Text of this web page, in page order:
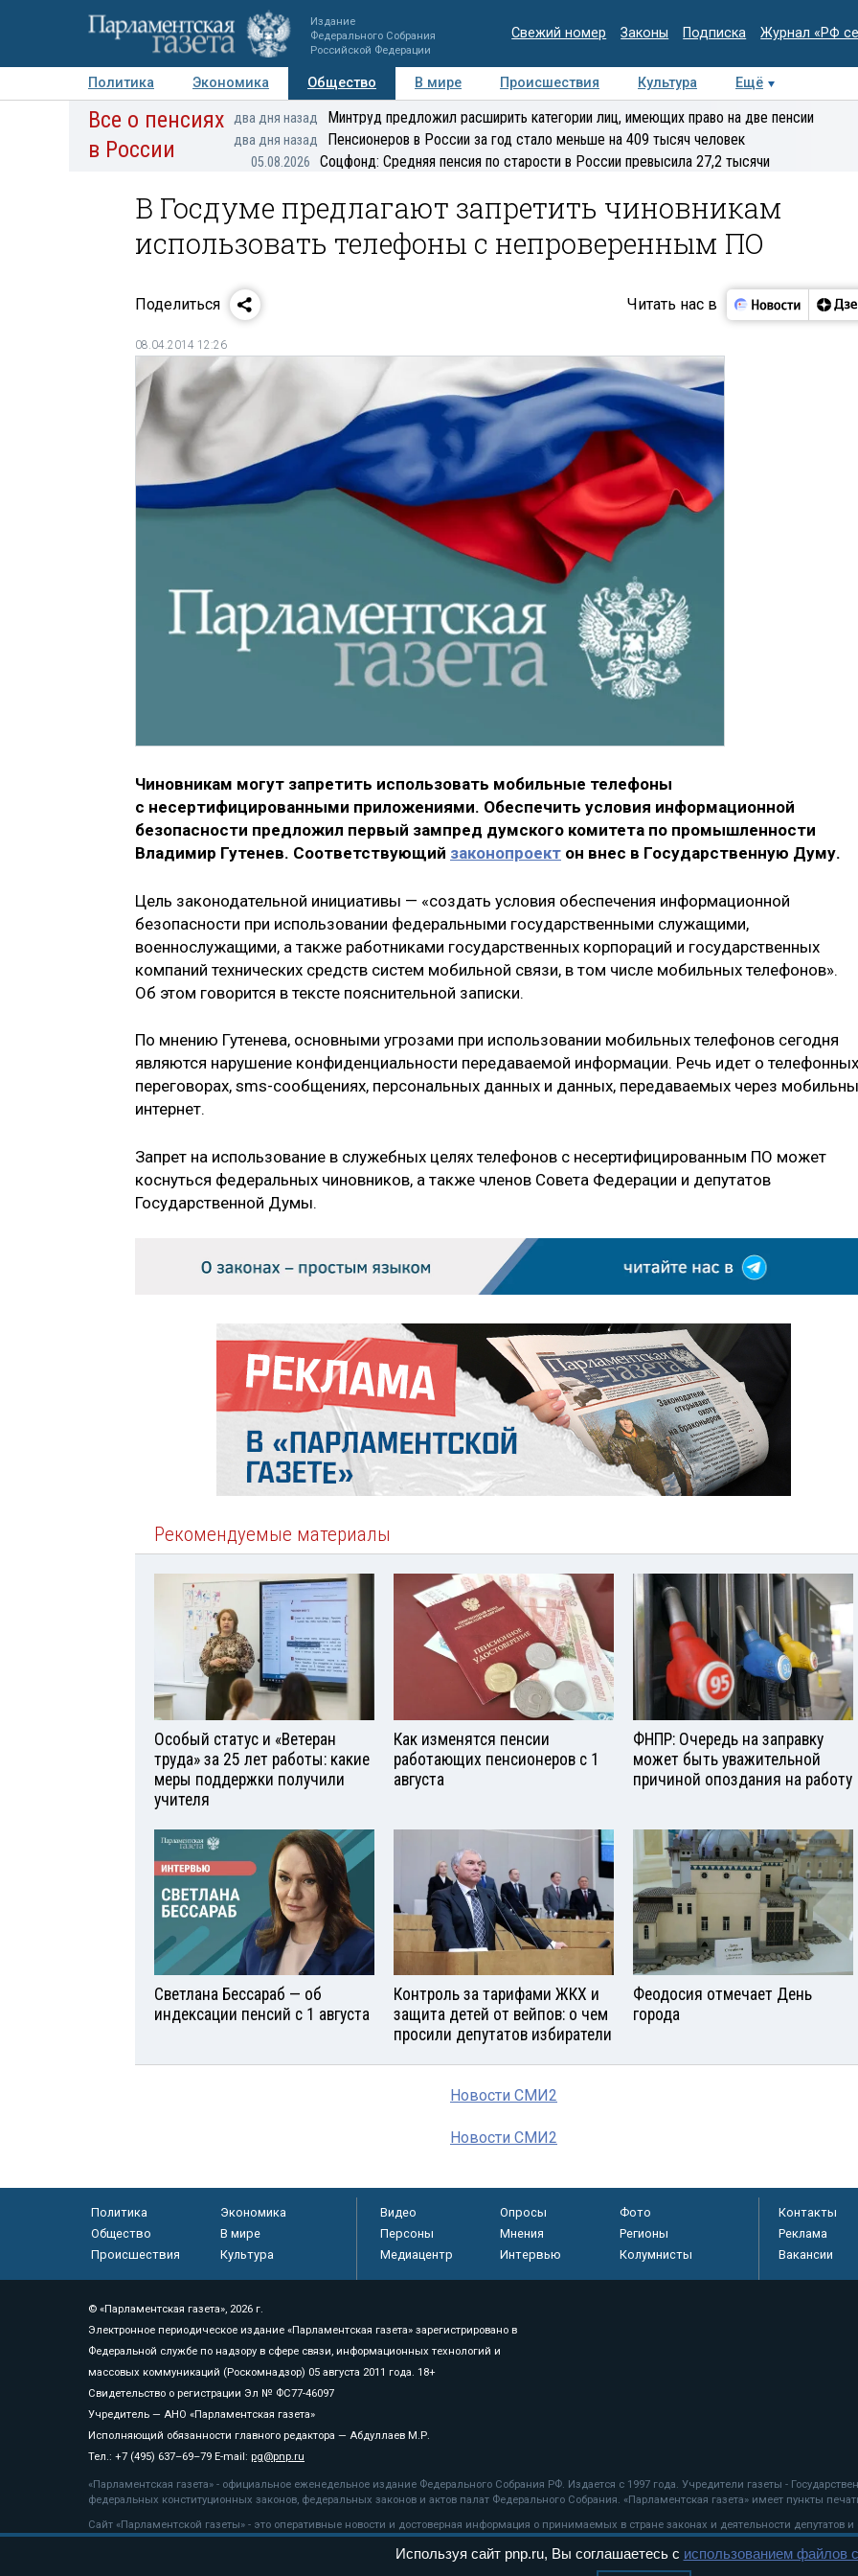
Издание
Федерального Собрания
Российской Федерации
Свежий номер Законы Подписка Журнал «РФ
Политика Экономика Общество В мире Происшествия Культура
Ещё
Авторы Персоны Мнения Регионы Медиацентр Интервью Колумнисты
Все о пенсиях
в России
два дня назад Минтруд предложил расширить категории лиц, имеющих право на две пенсии
два дня назад Пенсионеров в России за год стало меньше на 409 тысяч человек
05.08.2026 Соцфонд: Средняя пенсия по старости в России превысила 27,2 тысячи
В Госдуме предлагают запретить чиновникам
использовать телефоны с непроверенным ПО
Поделиться Читать нас в
08.04.2014 12:26
Чиновникам могут запретить использовать мобильные телефоны
с несертифицированными приложениями. Обеспечить условия информационной
безопасности предложил первый зампред думского комитета по промышленности
Владимир Гутенев. Соответствующий законопроект он внес в Государственную Думу.
Цель законодательной инициативы — «создать условия обеспечения информационной
безопасности при использовании федеральными государственными служащими,
военнослужащими, а также работниками государственных корпораций и государственных
компаний технических средств систем мобильной связи, в том числе мобильных телефонов».
Об этом говорится в тексте пояснительной записки.
По мнению Гутенева, основными угрозами при использовании мобильных телефонов сегодня
являются нарушение конфиденциальности передаваемой информации. Речь идет о телефонных
переговорах, sms-сообщениях, персональных данных и данных, передаваемых через
интернет.
Запрет на использование в служебных целях телефонов с несертифицированным ПО может
коснуться федеральных чиновников, а также членов Совета Федерации и депутатов
Государственной Думы.
Рекомендуемые материалы
Особый статус и «Ветеран
труда» за 25 лет работы: какие
меры поддержки получили
учителя
Как изменятся пенсии
работающих пенсионеров с 1
августа
ФНПР: Очередь на заправку
может быть уважительной
причиной опоздания на работу
Светлана Бессараб — об
индексации пенсий с 1 августа
Контроль за тарифами ЖКХ и
защита детей от вейпов: о чем
просили депутатов избиратели
Феодосия отмечает День
города
Новости СМИ2
Новости СМИ2
Политика
Экономика
Общество
В мире
Происшествия
Культура
Видео Опросы
Фото
Персоны
Мнения
Регионы
Медиацентр
Интервью Колумнисты
Контакты
Реклама
Вакансии
© «Парламентская газета», 2026 г.
Электронное периодическое издание «Парламентская газета» зарегистрировано в
Федеральной службе по надзору в сфере связи, информационных технологий и
массовых коммуникаций (Роскомнадзор) 05 августа 2011 года. 18+
Свидетельство о регистрации Эл № ФС77-46097
Учредитель — АНО «Парламентская газета»
Исполняющий обязанности главного редактора — Абдуллаев М.Р.
Тел.: +7 (495) 637–69–79 E-mail: pg@pnp.ru
«Парламентская газета» - официальное еженедельное издание Федерального Собрания РФ. Издается с 1997 года. Учредители газеты -
федеральных конституционных законов, федеральных законов и актов палат Федерального Собрания. «Парламентская газета» имеет пункты
Сайт «Парламентской газеты» - это оперативные новости и достоверная информация о принимаемых в стране законах и деятельности депутатов
«Парламентской газеты» активная ссылка на pnp.ru обязательна.
рекомендательные технологии
Используя сайт pnp.ru, Вы соглашаетесь с использованием файлов